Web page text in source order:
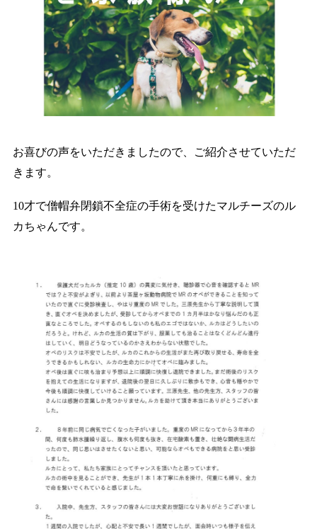
お喜びの声をいただきましたので、ご紹介させていただ
きます。
10才で僧帽弁閉鎖不全症の手術を受けたマルチーズのル
カちゃんです。